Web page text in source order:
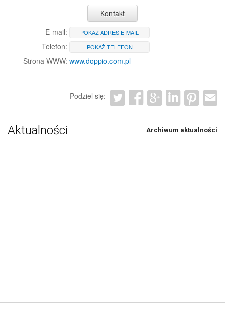
Kontakt
E-mail:
POKAŻ ADRES E-MAIL
Telefon: POKAŻ TELEFON
Strona WWW: www.doppio.com.pl
Podziel się:
Aktualności Archiwum aktualności